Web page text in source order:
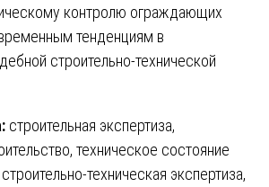
контролю ограждающих
тенденциям в
строительно-технической
строительная экспертиза,
техническое состояние
техническая экспертиза,